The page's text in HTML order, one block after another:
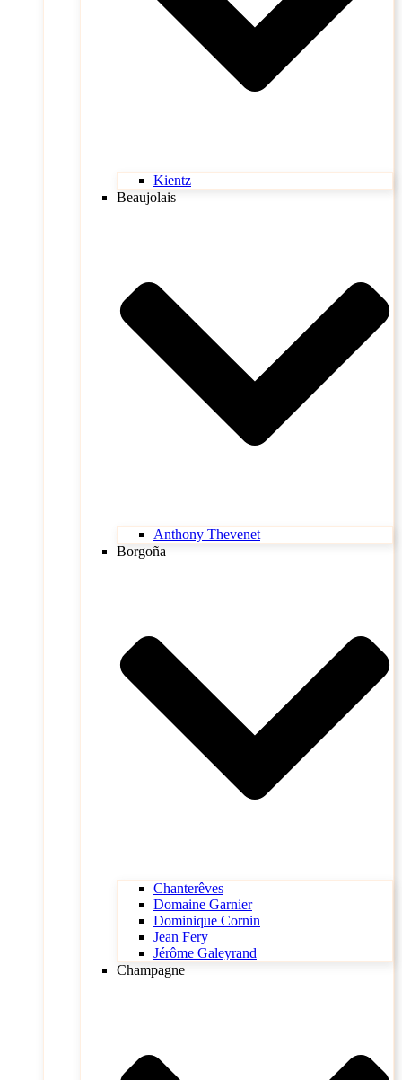
Kientz
Beaujolais
Anthony Thevenet
Borgoña
Chanterêves
Domaine Garnier
Dominique Cornin
Jean Fery
Jérôme Galeyrand
Champagne